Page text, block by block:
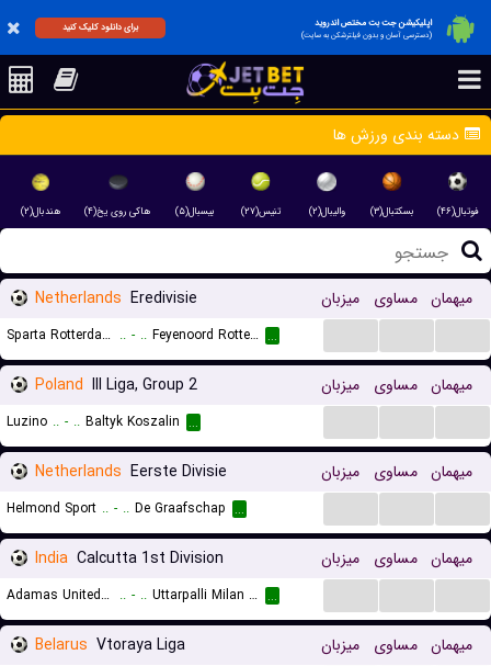
اپلیکیشن جت بت مختص اندروید
(دسترسی آسان و بدون فیلترشکن به سایت)
برای دانلود کلیک کنید
دسته بندی ورزش ها
فوتبال(۴۶) بسکتبال(۳) والیبال(۲) تنیس(۲۷) بیسبال(۵) هاکی روی یخ(۴) هندبال(۲)
Netherlands Eredivisie میزبان مساوی میهمان
Sparta Rotterdam .. - .. Feyenoord Rotterdam ...
Poland III Liga, Group 2 میزبان مساوی میهمان
Luzino .. - .. Baltyk Koszalin ...
Netherlands Eerste Divisie میزبان مساوی میهمان
Helmond Sport .. - .. De Graafschap ...
India Calcutta 1st Division میزبان مساوی میهمان
Adamas United SA .. - .. Uttarpalli Milan Sangha ...
Belarus Vtoraya Liga میزبان مساوی میهمان